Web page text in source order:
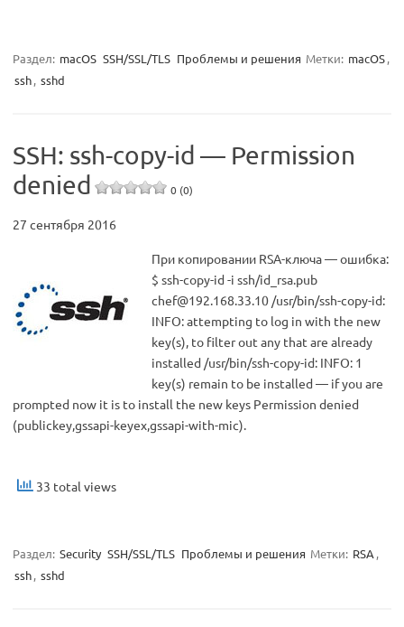
Раздел: macOS SSH/SSL/TLS Проблемы и решения Метки: macOS,
ssh, sshd
SSH: ssh-copy-id — Permission
denied
0 (0)
27 сентября 2016
При копировании RSA-ключа — ошибка:
$ ssh-copy-id -i ssh/id_rsa.pub
chef@192.168.33.10 /usr/bin/ssh-copy-id:
INFO: attempting to log in with the new
key(s), to filter out any that are already
installed /usr/bin/ssh-copy-id: INFO: 1
key(s) remain to be installed — if you are
prompted now it is to install the new keys Permission denied
(publickey,gssapi-keyex,gssapi-with-mic).
33 total views
Раздел: Security SSH/SSL/TLS Проблемы и решения Метки: RSA ,
ssh, sshd